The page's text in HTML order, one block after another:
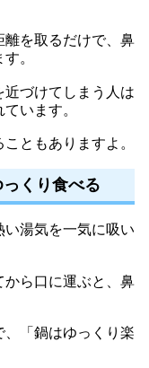
離を取るだけで、鼻
。
づけてしまう人は
います。
ともありますよ。
くり食べる
湯気を一気に吸い
から口に運ぶと、鼻
「鍋はゆっくり楽